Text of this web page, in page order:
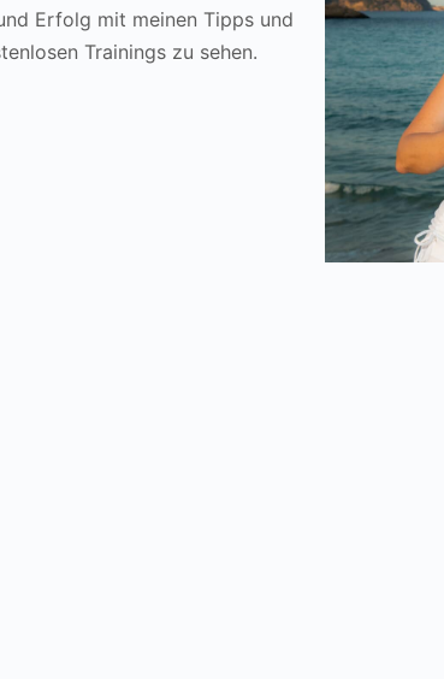
Erfolg mit meinen Tipps und
Trainings zu sehen.